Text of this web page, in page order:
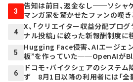
3
告知は前日、返金なし──ソシャ
マンガ家を驚かせたファンの嘆き
4
X、「クリエイター収益分配プロ
ナル投稿」に絞った新報酬制度に
5
Hugging Face侵害、AIエージェ
板”を作っていた──OpenAIが
6
ドコモ・バイクシェアのシステム
ず 8月1日以降の利用者には「全